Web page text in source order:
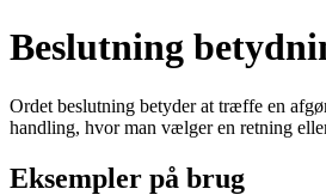
Beslutning
Ordet beslutning betyder at træffe en
handling, hvor man vælger en retning
Eksempler på brug